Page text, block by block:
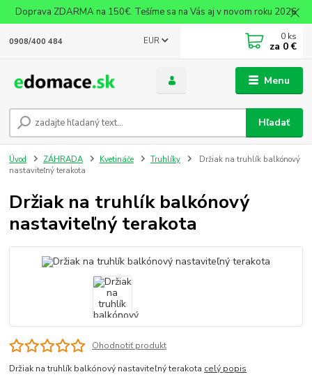
Doprava ZDARMA na 150€. Tešíme sa na Vás aj v novom roku 2026
Menu
EUR
Hľadať
0908/400 484 0 ks
za 0 €
Úvod ZÁHRADA Kvetináče Truhlíky
Držiak na truhlík balkónový
nastaviteľný terakota
Držiak na truhlík balkónový
nastaviteľný terakota
Ohodnotiť produkt
Držiak na truhlík balkónový nastaviteľný terakota celý popis